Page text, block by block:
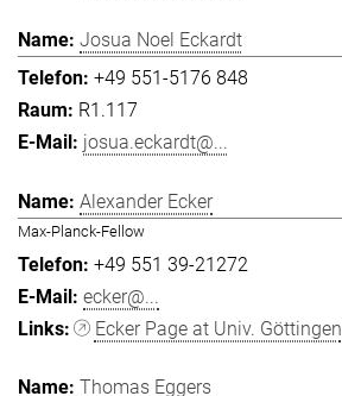
Josua Noel Eckardt
+49 551-5176 848
R1.117
josua.eckardt@...
Alexander Ecker
Max-Planck-Fellow
+49 551 39-21272
ecker@...
Ecker Page at Univ. Göttingen
Thomas Eggers